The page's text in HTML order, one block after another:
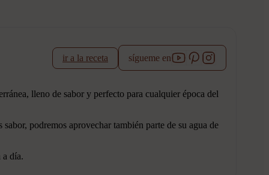
ir a la receta sígueme en
lleno de sabor y perfecto para cualquier época del
podremos aprovechar también parte de su agua de
a día.